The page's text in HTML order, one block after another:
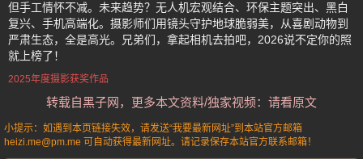
但手工情怀不减。未来趋势？无人机宏观结合、环保主题突出、黑白
复兴、手机高端化。摄影师们用镜头守护地球脆弱美，从喜剧动物到
严肃生态，全是高光。兄弟们，拿起相机去拍吧，2026说不定你的照
就上榜了！
2025年度摄影获奖作品
转载自黑子网，更多本文资料/独家视频：请看原文
小提示：如遇到本页链接失效，请发送“我要最新网址”到本站官方邮箱
heizi.me@pm.me 可自动获得最新网址。请记录保存本站官方联系邮箱！